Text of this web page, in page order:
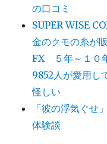
の口コミ
SUPER WISE
金のクモの糸が
FX ５年～１０
9852人が愛用
怪しい
「彼の浮気ぐせ
体験談